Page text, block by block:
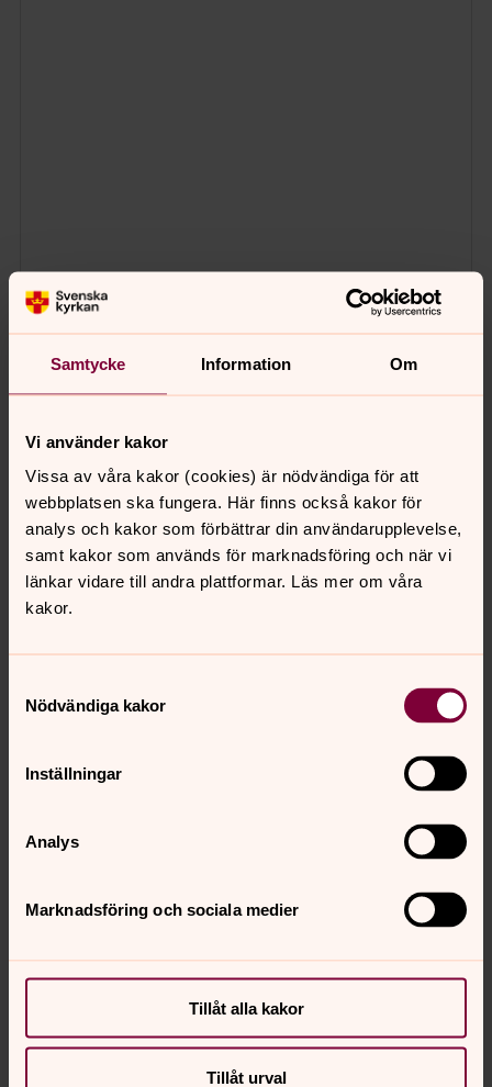
Samtycke Information Om
Vi använder kakor
Vissa av våra kakor (cookies) är nödvändiga för att
webbplatsen ska fungera. Här finns också kakor för
analys och kakor som förbättrar din användarupplevelse,
samt kakor som används för marknadsföring och när vi
länkar vidare till andra plattformar. Läs mer om våra
kakor.
Nödvändiga kakor
Inställningar
Analys
Marknadsföring och sociala medier
Tillåt alla kakor
Tillåt urval